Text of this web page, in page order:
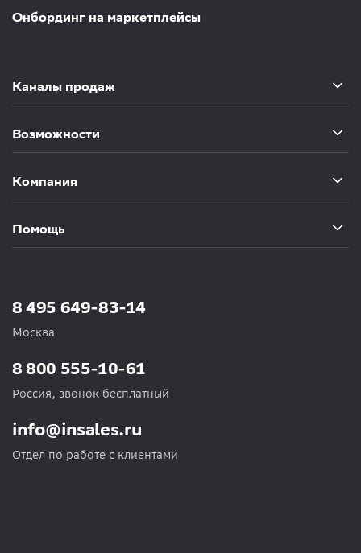
Онбординг на маркетплейсы
Каналы продаж
Возможности
Компания
Помощь
8 495 649-83-14
Москва
info@insales.ru
Отдел по работе с клиентами
8 800 555-10-61
Россия, звонок бесплатный